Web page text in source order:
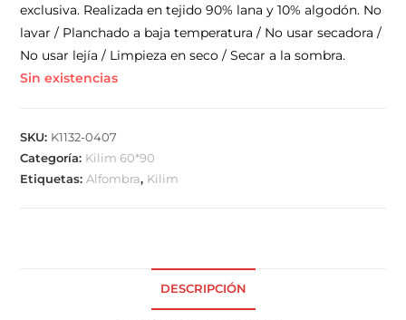
exclusiva. Realizada en tejido 90% lana y 10% algodón. No
lavar / Planchado a baja temperatura / No usar secadora /
No usar lejía / Limpieza en seco / Secar a la sombra.
Sin existencias
SKU: K1132-0407
Categoría: Kilim 60*90
Etiquetas:Alfombra, Kilim
DESCRIPCIÓN